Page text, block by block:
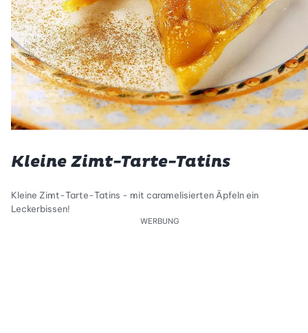
Kleine Zimt-Tarte-Tatins
Kleine Zimt-Tarte-Tatins - mit caramelisierten Äpfeln ein
Leckerbissen!
WERBUNG